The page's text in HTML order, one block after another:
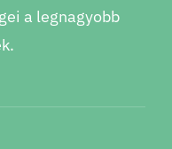
a legnagyobb